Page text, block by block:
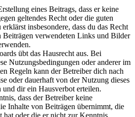
eines Beitrags, dass er keine
geltendes Recht oder die guten
insbesondere, dass du das Recht
Beiträgen verwendeten Links und Bilder
übt das Hausrecht aus. Bei
Nutzungsbedingungen oder anderer im
Regeln kann der Betreiber dich nach
oder dauerhaft von der Nutzung dieses
und dir ein Hausverbot erteilen.
dass der Betreiber keine
Inhalte von Beiträgen übernimmt, die
hat oder die er nicht zur Kenntnis